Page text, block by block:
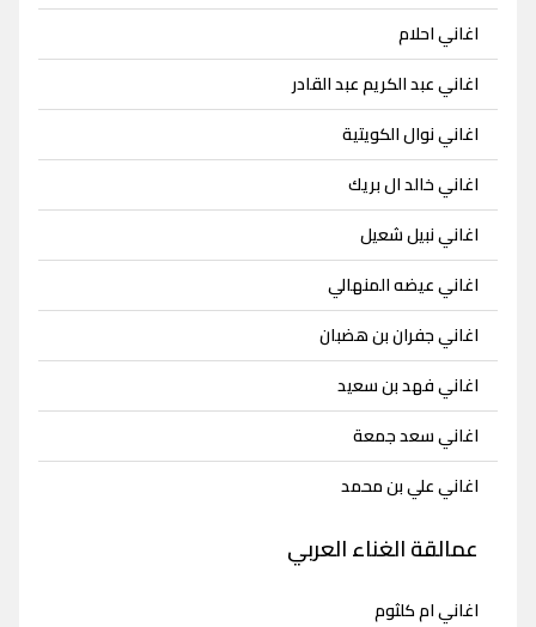
اغاني احلام
اغاني عبد الكريم عبد القادر
اغاني نوال الكويتية
اغاني خالد ال بريك
اغاني نبيل شعيل
اغاني عيضه المنهالي
اغاني جفران بن هضبان
اغاني فهد بن سعيد
اغاني سعد جمعة
اغاني علي بن محمد
عمالقة الغناء العربي
اغاني ام كلثوم